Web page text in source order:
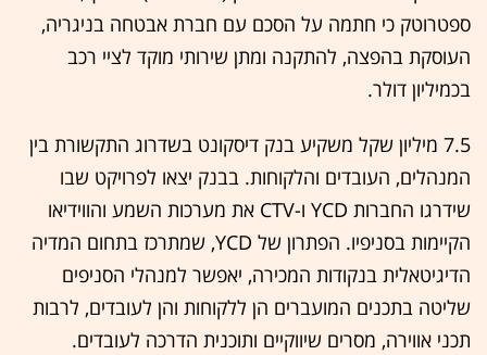
ספטרוטק כי חתמה על הסכם עם חברת אבטחה בניגריה,
העוסקת בהפצה, להתקנה ומתן שירותי מוקד לציי רכב
בכמיליון דולר.
7.5 מיליון שקל משקיע בנק דיסקונט בשדרוג התקשורת בין
המנהלים, העובדים והלקוחות. בבנק יצאו לפרויקט שבו
שידרגו החברות YCD ו-CTV את מערכות השמע והווידיאו
הקיימות בסניפיו. הפתרון של YCD, שמתרכז בתחום המדיה
הדיגיטאלית בנקודות המכירה, יאפשר למנהלי הסניפים
שליטה בתכנים המועברים הן ללקוחות והן לעובדים, לרבות
תכני אווירה, מסרים שיווקיים ותוכנית הדרכה לעובדים.